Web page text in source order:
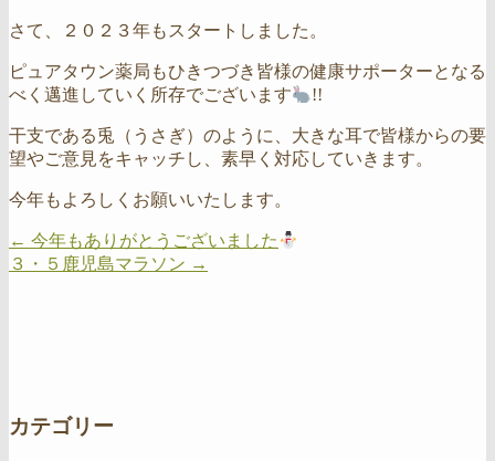
さて、２０２３年もスタートしました。
ピュアタウン薬局もひきつづき皆様の健康サポーターとなる
べく邁進していく所存でございます
!!
干支である兎（うさぎ）のように、大きな耳で皆様からの要
望やご意見をキャッチし、素早く対応していきます。
今年もよろしくお願いいたします。
← 今年もありがとうございました
３・５鹿児島マラソン →
カテゴリー